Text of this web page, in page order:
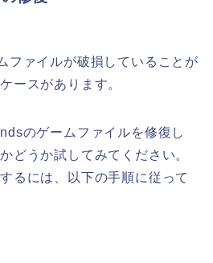
ファイルが破損していることが
ースがあります。
のゲームファイルを修復し
どうか試してみてください。
るには、以下の手順に従って